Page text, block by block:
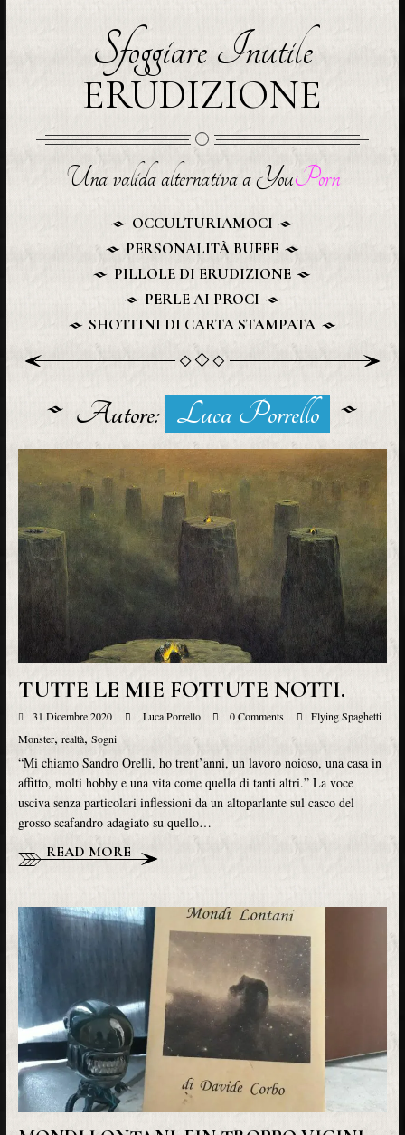
Sfoggiare Inutile
ERUDIZIONE
Una valida alternativa a YouPorn
OCCULTURIAMOCI
PERSONALITÀ BUFFE
PILLOLE DI ERUDIZIONE
PERLE AI PROCI
SHOTTINI DI CARTA STAMPATA
Autore: Luca Porrello
TUTTE LE MIE FOTTUTE NOTTI.
31 Dicembre 2020 Luca Porrello 0 Comments
Flying Spaghetti
Monster, realtà, Sogni
“Mi chiamo Sandro Orelli, ho trent’anni, un lavoro noioso, una casa in
affitto, molti hobby e una vita come quella di tanti altri.” La voce
usciva senza particolari inflessioni da un altoparlante sul casco del
grosso scafandro adagiato su quello…
READ MORE